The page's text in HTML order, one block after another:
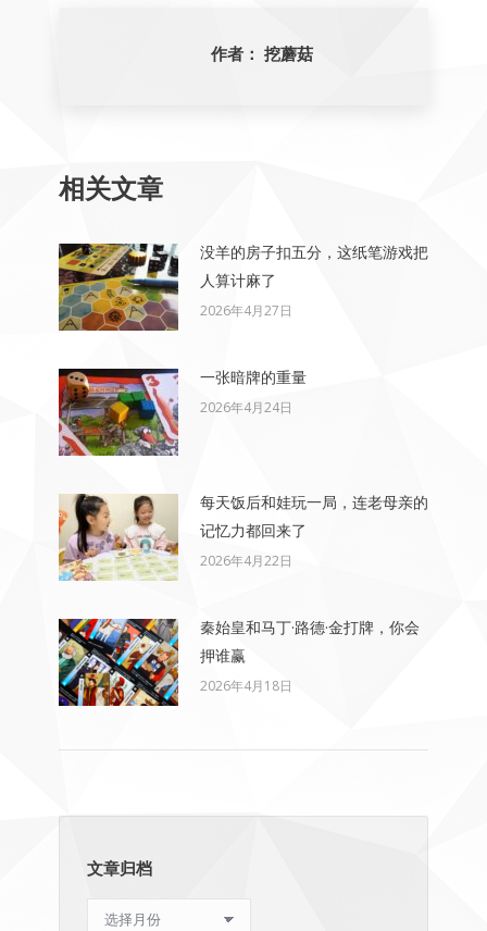
作者： 挖蘑菇
相关文章
没羊的房子扣五分，这纸笔游戏把
人算计麻了
2026年4月27日
一张暗牌的重量
2026年4月24日
每天饭后和娃玩一局，连老母亲的
记忆力都回来了
2026年4月22日
秦始皇和马丁·路德·金打牌，你会
押谁赢
2026年4月18日
文章归档